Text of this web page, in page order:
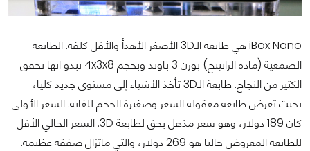
iBox Nano هي طابعة الـ3D الأصغر الأهدأ والأقل كلفة. الطابعة
الصمغية (مادة الراتينج) بوزن 3 باوند وبحجم 4x3x8 تبدو انها تحقق
الكثير من النجاح. طابعة الـ3D تأخذ الأشياء إلى مستوى جديد كليا،
بحيث تعرض طابعة معقولة السعر وصغيرة الحجم للغاية. السعر الأولي
كان 189 دولار، وهو سعر مذهل بحق لطابعة 3D. السعر الحالي الأقل
للطابعة المعروض حاليا هو 269 دولار، والتي ماتزال صفقة عظيمة.